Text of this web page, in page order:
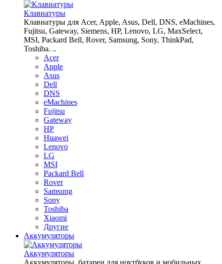
Клавиатуры
Клавиатуры для Acer, Apple, Asus, Dell, DNS, eMachines,
Fujitsu, Gateway, Siemens, HP, Lenovo, LG, MaxSelect,
MSI, Packard Bell, Rover, Samsung, Sony, ThinkPad,
Toshiba. ..
Acer
Apple
Asus
Dell
DNS
eMachines
Fujitsu
Gateway
HP
Huawei
Lenovo
LG
MSI
Packard Bell
Rover
Samsung
Sony
Toshiba
Xiaomi
Другие
Аккумуляторы
Аккумуляторы
Аккумуляторы, батареи для ноутбуков и мобильных